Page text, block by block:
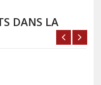
DANS LA